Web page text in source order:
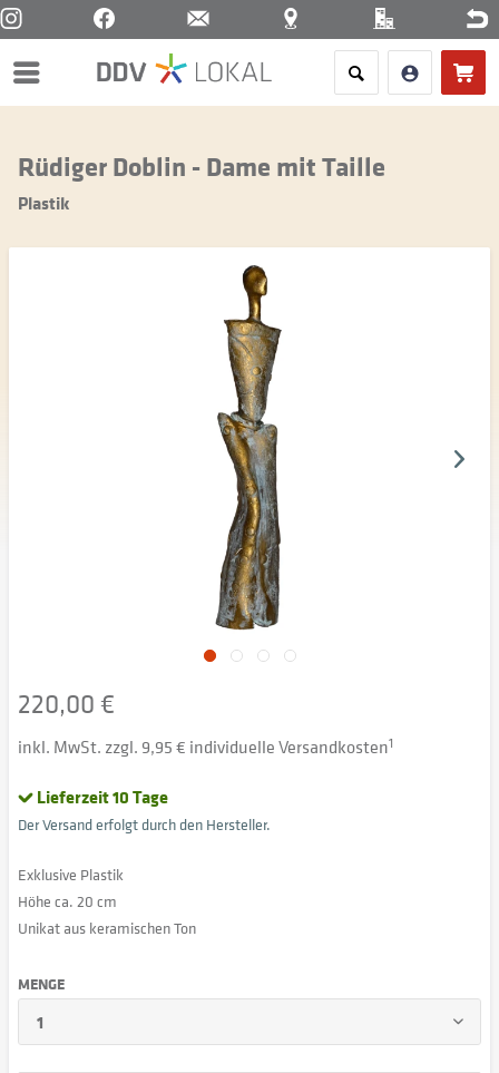
Menü
Rüdiger Doblin - Dame mit Taille
Plastik
220,00 €
inkl. MwSt. zzgl. 9,95 € individuelle Versandkosten1
Lieferzeit 10 Tage
Der Versand erfolgt durch den Hersteller.
Exklusive Plastik
Höhe ca. 20 cm
Unikat aus keramischen Ton
MENGE